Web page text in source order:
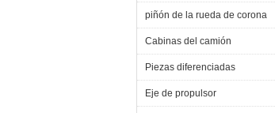
piñón de la rueda de corona
Cabinas del camión
Piezas diferenciadas
Eje de propulsor